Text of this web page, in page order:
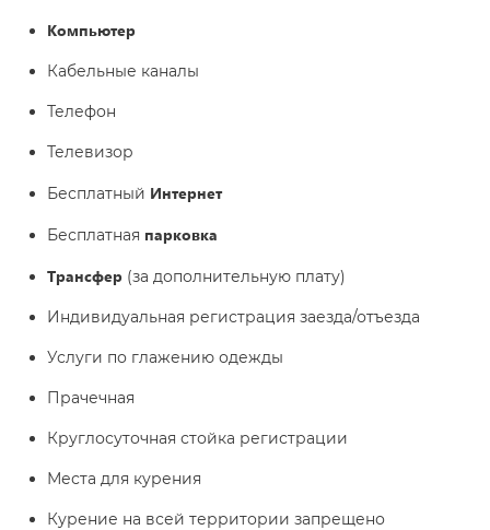
Компьютер
Кабельные каналы
Телефон
Телевизор
Бесплатный Интернет
Бесплатная парковка
Трансфер (за дополнительную плату)
Индивидуальная регистрация заезда/отъезда
Услуги по глажению одежды
Прачечная
Круглосуточная стойка регистрации
Места для курения
Курение на всей территории запрещено